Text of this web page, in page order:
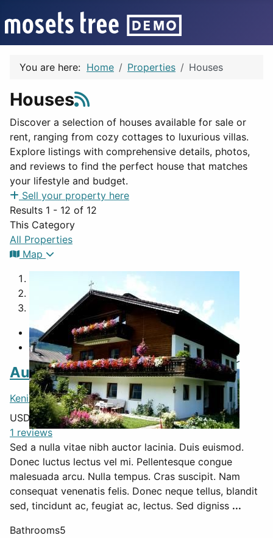
You are here: Home Properties Houses
Houses
Discover a selection of houses available for sale or
rent, ranging from cozy cottages to luxurious villas.
Explore listings with comprehensive details, photos,
and reviews to find the perfect house that matches
your lifestyle and budget.
Sell your property here
Results 1 - 12 of 12
This Category
All Properties
Map
Austrian House
Keningston ,Hungary , 30010
USD $680,000
1 reviews
Sed a nulla vitae nibh auctor lacinia. Duis euismod.
Donec luctus lectus vel mi. Pellentesque congue
malesuada arcu. Nulla tempus. Cras suscipit. Nam
consequat venenatis felis. Donec neque tellus, blandit
sed, tincidunt ac, feugiat ac, lectus. Sed digniss ...
Bathrooms5